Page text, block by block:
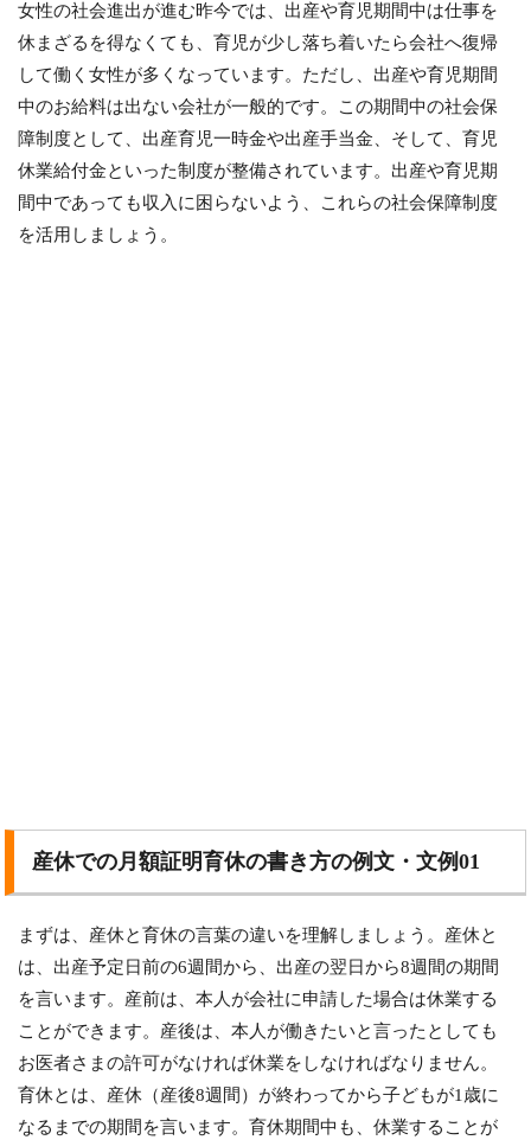
女性の社会進出が進む昨今では、出産や育児期間中は仕事を
休まざるを得なくても、育児が少し落ち着いたら会社へ復帰
して働く女性が多くなっています。ただし、出産や育児期間
中のお給料は出ない会社が一般的です。この期間中の社会保
障制度として、出産育児一時金や出産手当金、そして、育児
休業給付金といった制度が整備されています。出産や育児期
間中であっても収入に困らないよう、これらの社会保障制度
を活用しましょう。
産休での月額証明育休の書き方の例文・文例01
まずは、産休と育休の言葉の違いを理解しましょう。産休と
は、出産予定日前の6週間から、出産の翌日から8週間の期間
を言います。産前は、本人が会社に申請した場合は休業する
ことができます。産後は、本人が働きたいと言ったとしても
お医者さまの許可がなければ休業をしなければなりません。
育休とは、産休（産後8週間）が終わってから子どもが1歳に
なるまでの期間を言います。育休期間中も、休業することが